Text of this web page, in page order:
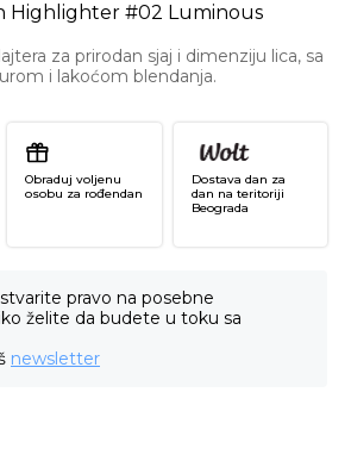
Highlighter #02 Luminous
za prirodan sjaj i dimenziju lica, sa
i lakoćom blendanja.​
Obraduj voljenu
osobu za rođendan
Dostava dan za
dan na teritoriji
Beograda
pravo na posebne
želite da budete u toku sa
newsletter